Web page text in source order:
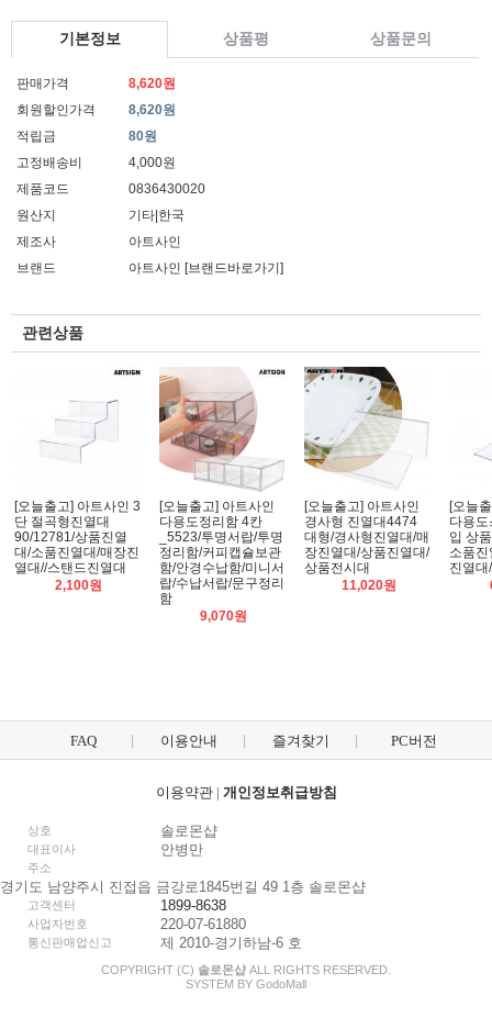
기본정보 상품평 상품문의
판매가격
8,620원
회원할인가격
8,620원
적립금
80원
고정배송비
4,000원
제품코드
0836430020
원산지
기타|한국
제조사
아트사인
브랜드
아트사인 [브랜드바로가기]
관련상품
[오늘출고] 아트사인 3
단 절곡형진열대
90/12781/상품진열
대/소품진열대/매장진
열대//스탠드진열대
2,100원
[오늘출고] 아트사인
다용도정리함 4칸
_5523/투명서랍/투명
정리함/커피캡슐보관
함/안경수납함/미니서
랍/수납서랍/문구정리
함
9,070원
[오늘출고] 아트사인
경사형 진열대4474
대형/경사형진열대/매
장진열대/상품진열대/
상품전시대
11,020원
[오늘
다용
입 상
소품
진열
FAQ 이용안내 즐겨찾기 PC버전
이용약관| 개인정보취급방침
상호 솔로몬샵
대표이사 안병만
주소
경기도 남양주시 진접읍 금강로1845번길 49 1층 솔로몬샵
고객센터 1899-8638
사업자번호 220-07-61880
통신판매업신고 제 2010-경기하남-6 호
COPYRIGHT (C) 솔로몬샵 ALL RIGHTS RESERVED.
SYSTEM BY GodoMall